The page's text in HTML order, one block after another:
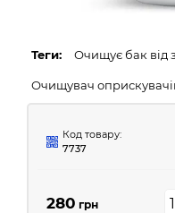
Теги: Очищує бак від
Очищувач
Код товару:
7737
280 грн